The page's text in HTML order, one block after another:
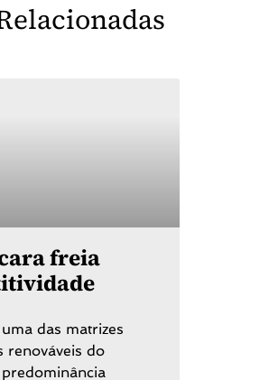
freia
das matrizes
renováveis do